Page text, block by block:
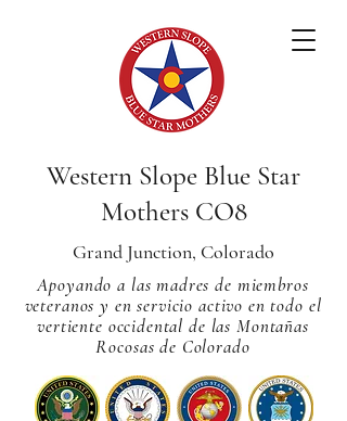
Western Slope Blue Star
Mothers CO8
Grand Junction, Colorado
Apoyando a las madres de miembros
veteranos y en servicio activo en todo el
vertiente occidental de las Montañas
Rocosas de Colorado